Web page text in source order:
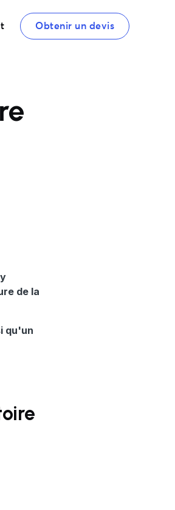
Obtenir un devis
de la
qu'un